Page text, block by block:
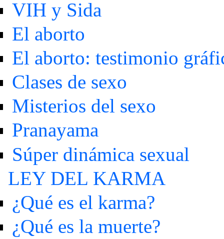
VIH y Sida
El aborto
El aborto: testimonio
Clases de sexo
Misterios del sexo
Pranayama
Súper dinámica sexual
LEY DEL KARMA
¿Qué es el karma?
¿Qué es la muerte?